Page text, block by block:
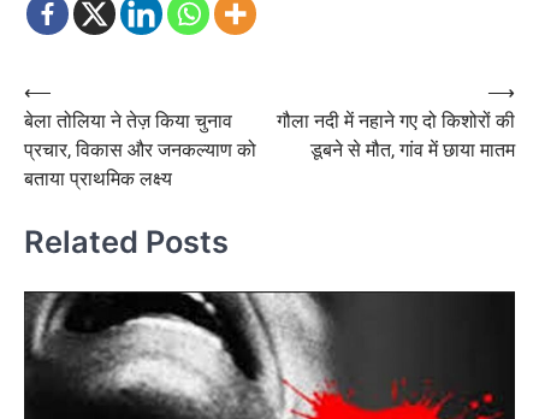
Post
navigation
⟵
बेला तोलिया ने तेज़ किया चुनाव
प्रचार, विकास और जनकल्याण को
बताया प्राथमिक लक्ष्य
गौला नदी में नहाने गए दो किशोरों की
डूबने से मौत, गांव में छाया मातम
⟶
Related Posts